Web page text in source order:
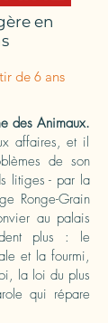
des Animaux.
affaires, et il
de son
litiges - par la
Ronge-Grain
au palais
plus : le
et la fourmi,
la loi du plus
qui répare
en
de 6 ans